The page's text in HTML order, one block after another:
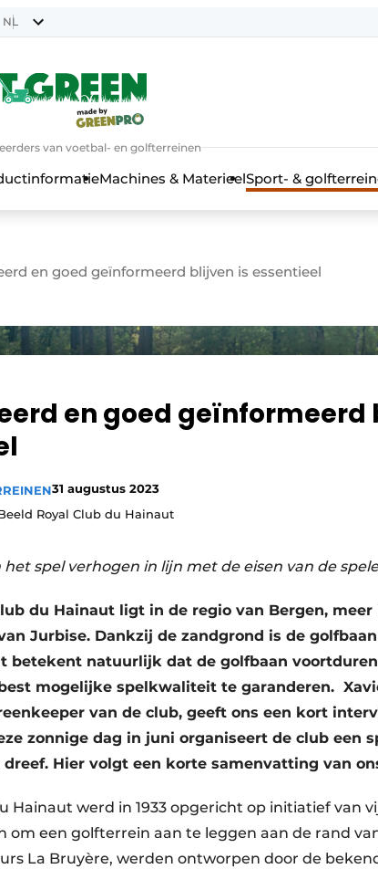
NL
van voetbal- en golfterreinen
Machines & MaterieelSport- &
en goed geïnformeerd blijven is essentieel
en goed geïnformeerd
31 augustus 2023
Royal Club du Hainaut
spel verhogen in lijn met de eisen van de
du Hainaut ligt in de regio van Bergen,
Jurbise. Dankzij de zandgrond is de
betekent natuurlijk dat de golfbaan
mogelijke spelkwaliteit te garanderen.
van de club, geeft ons een kort
zonnige dag in juni organiseert de club een
dreef. Hier volgt een korte samenvatting van
Hainaut werd in 1933 opgericht op initiatief van
om een golfterrein aan te leggen aan de rand
La Bruyère, werden ontworpen door de